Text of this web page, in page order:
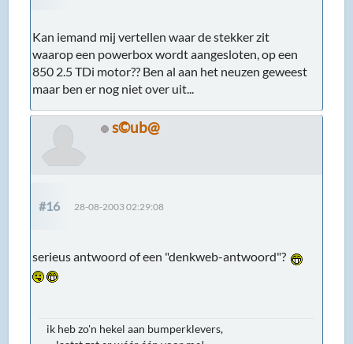
Kan iemand mij vertellen waar de stekker zit
waarop een powerbox wordt aangesloten, op een
850 2.5 TDi motor?? Ben al aan het neuzen geweest
maar ben er nog niet over uit...
s©ub@
#16 28-08-2003 02:29:08
serieus antwoord of een "denkweb-antwoord"?
ik heb zo'n hekel aan bumperklevers,